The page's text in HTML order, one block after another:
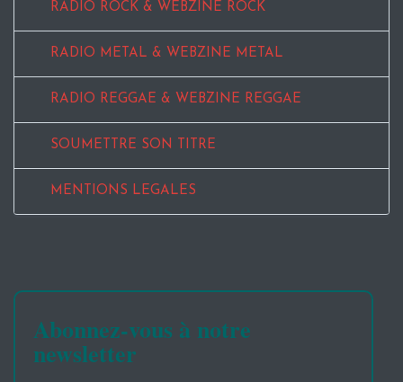
RADIO ROCK & WEBZINE ROCK
RADIO METAL & WEBZINE METAL
RADIO REGGAE & WEBZINE REGGAE
SOUMETTRE SON TITRE
MENTIONS LEGALES
Abonnez-vous à notre
newsletter